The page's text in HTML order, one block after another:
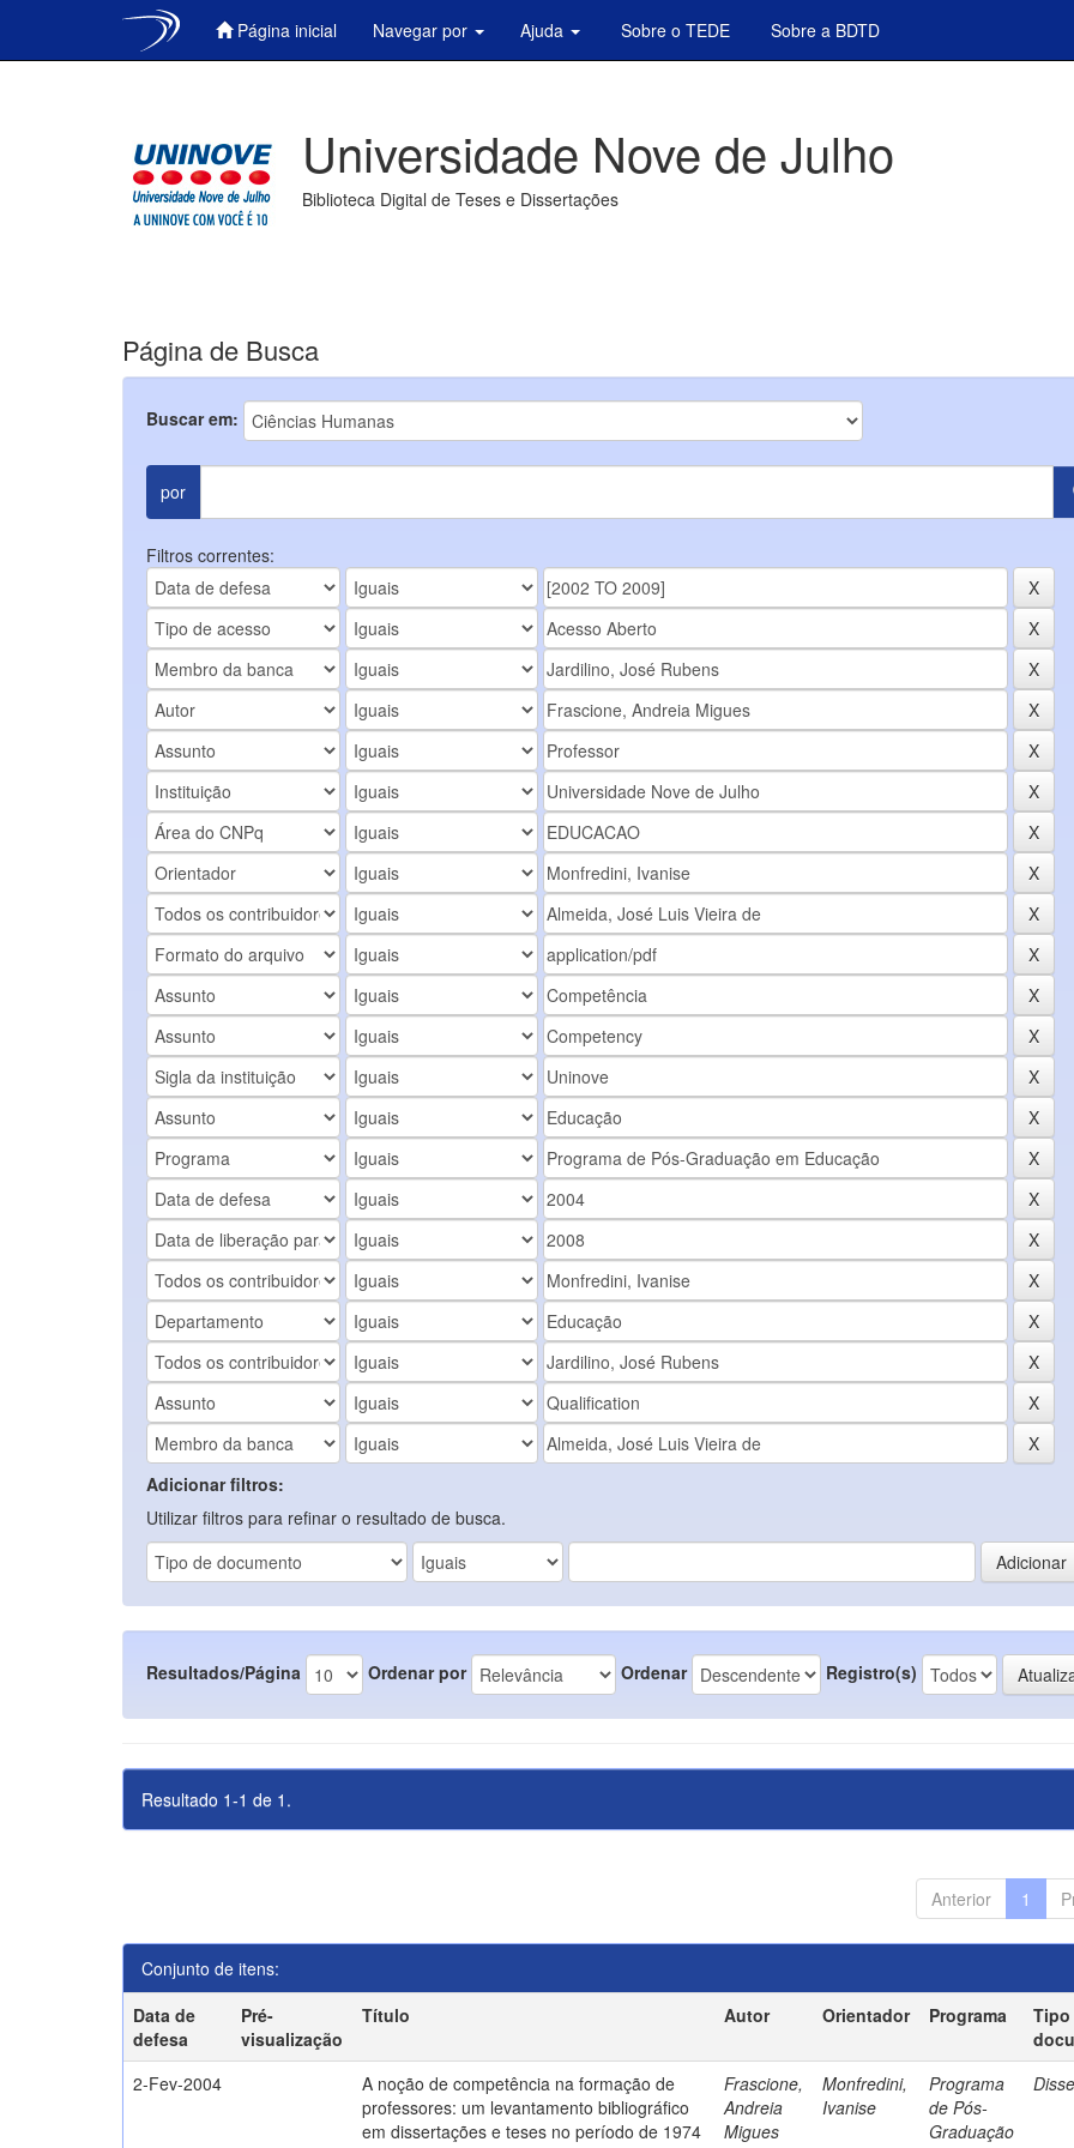
Página inicial Navegar por Ajuda Sobre o TEDE Sobre a BDTD
Universidade Nove de Julho
Biblioteca Digital de Teses e Dissertações
Página de Busca
Buscar em:
por
Filtros correntes:
Adicionar filtros:
Utilizar filtros para refinar o resultado de busca.
Resultados/Página Ordenar por Ordenar Registro(s)
Resultado 1-1 de 1.
Anterior 1
Conjunto de itens:
Data de
defesa
Pré-
visualização
Título Autor Orientador Programa
Tipo
2-Fev-2004
A noção de competência na formação de
professores: um levantamento bibliográfico
em dissertações e teses no período de 1974
Frascione,
Andreia
Migues
Monfredini,
Ivanise
Programa
de Pós-
Graduação